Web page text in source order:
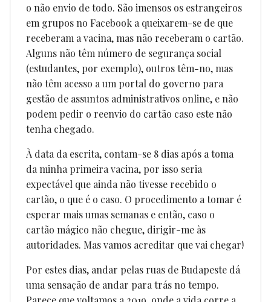
o não envio de todo. São imensos os estrangeiros
em grupos no Facebook a queixarem-se de que
receberam a vacina, mas não receberam o cartão.
Alguns não têm número de segurança social
(estudantes, por exemplo), outros têm-no, mas
não têm acesso a um portal do governo para
gestão de assuntos administrativos online, e não
podem pedir o reenvio do cartão caso este não
tenha chegado.
À data da escrita, contam-se 8 dias após a toma
da minha primeira vacina, por isso seria
expectável que ainda não tivesse recebido o
cartão, o que é o caso. O procedimento a tomar é
esperar mais umas semanas e então, caso o
cartão mágico não chegue, dirigir-me às
autoridades. Mas vamos acreditar que vai chegar!
Por estes dias, andar pelas ruas de Budapeste dá
uma sensação de andar para trás no tempo.